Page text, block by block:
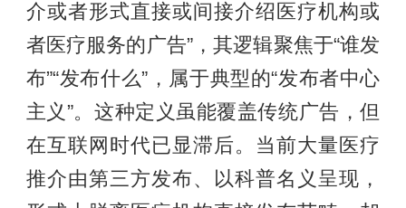
介或者形式直接或间接介绍医疗机构或
者医疗服务的广告”，其逻辑聚焦于“谁发
布”“发布什么”，属于典型的“发布者中心
主义”。这种定义虽能覆盖传统广告，但
在互联网时代已显滞后。当前大量医疗
推介由第三方发布、以科普名义呈现，